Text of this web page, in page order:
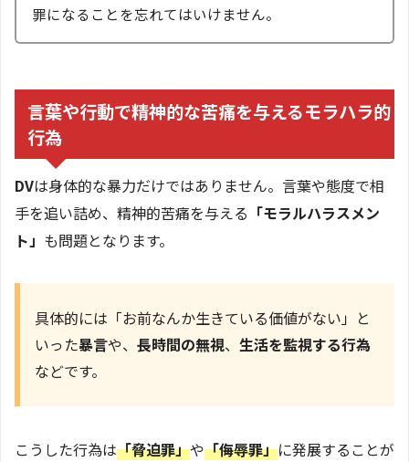
罪になることを忘れてはいけません。
言葉や行動で精神的な苦痛を与えるモラハラ的
行為
DVは身体的な暴力だけではありません。言葉や態度で相
手を追い詰め、精神的苦痛を与える 「モラルハラスメン
ト」 も問題となります。
具体的には「お前なんか生きている価値がない」と
いった暴言や、 長時間の無視、 生活を監視する行為
などです。
こうした行為は「脅迫罪」や「侮辱罪」に発展することが